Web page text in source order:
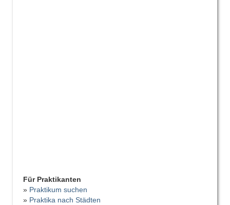
Für Praktikanten
» Praktikum suchen
» Praktika nach Städten